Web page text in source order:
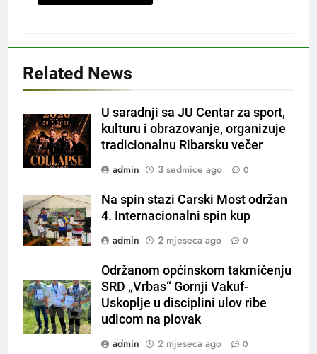
Related News
U saradnji sa JU Centar za sport,
kulturu i obrazovanje, organizuje
tradicionalnu Ribarsku večer
admin
3 sedmice ago 0
Na spin stazi Carski Most održan
4. Internacionalni spin kup
admin
2 mjeseca ago 0
Održanom općinskom takmičenju
SRD „Vrbas“ Gornji Vakuf-
Uskoplje u disciplini ulov ribe
udicom na plovak
admin
2 mjeseca ago 0